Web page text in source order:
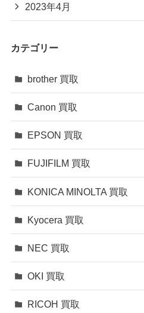
2023年4月
カテゴリー
brother 買取
Canon 買取
EPSON 買取
FUJIFILM 買取
KONICA MINOLTA 買取
Kyocera 買取
NEC 買取
OKI 買取
RICOH 買取